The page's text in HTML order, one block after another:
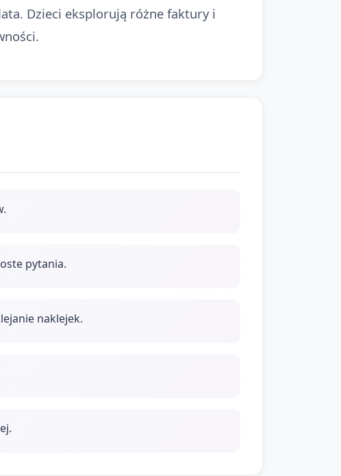
Dzieci eksplorują różne faktury i
pytania.
naklejek.